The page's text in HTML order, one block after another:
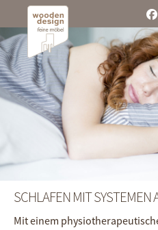
SCHLAFEN MIT SYSTEMEN
Mit einem